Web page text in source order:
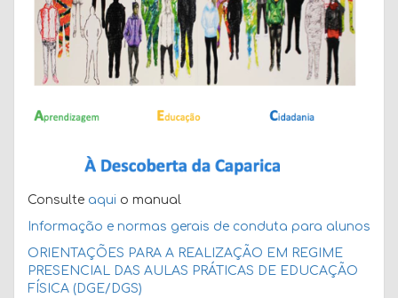
Consulte aqui o manual
Informação e normas gerais de conduta para alunos
ORIENTAÇÕES PARA A REALIZAÇÃO EM REGIME
PRESENCIAL DAS AULAS PRÁTICAS DE EDUCAÇÃO
FÍSICA (DGE/DGS)